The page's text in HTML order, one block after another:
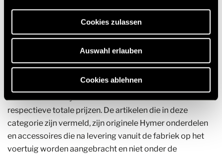
erforderlich sind.
Cookies zulassen
Auswahl erlauben
Cookies ablehnen
€ 549,00
zijn niet-bindende prijsaanbevelingen inclusief de
momenteel geldige BTW. Prijzen kunnen per land
verschillen. Uw Hymer dealer informeert u over de
respectieve totale prijzen. De artikelen die in deze
categorie zijn vermeld, zijn originele Hymer onderdelen
en accessoires die na levering vanuit de fabriek op het
voertuig worden aangebracht en niet onder de